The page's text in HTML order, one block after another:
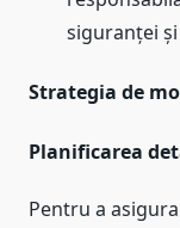
siguranței
Strategia de
Planificarea
Pentru a